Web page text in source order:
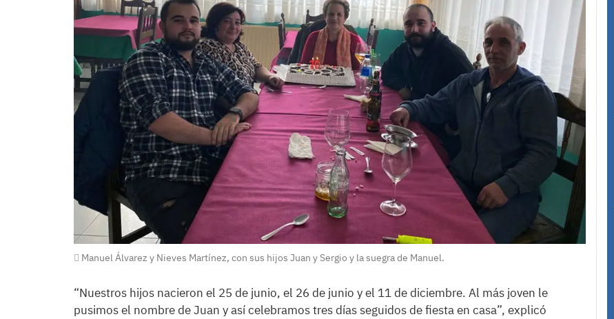
Manuel Álvarez y Nieves Martínez, con sus hijos Juan y Sergio y la suegra de Manuel.
“Nuestros hijos nacieron el 25 de junio, el 26 de junio y el 11 de diciembre. Al más joven le
pusimos el nombre de Juan y así celebramos tres días seguidos de fiesta en casa”, explicó